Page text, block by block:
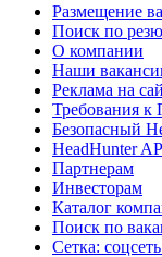
Размещение
Поиск по
О компании
Наши
Реклама на
Требования к
Безопасный
HeadHunter
Партнерам
Инвесторам
Каталог
Поиск по
Сетка: